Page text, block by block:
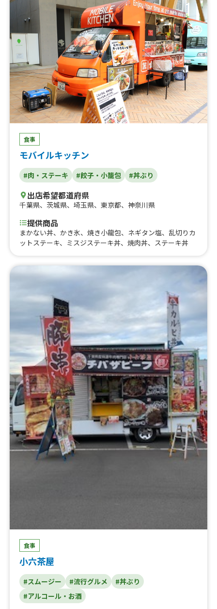
食事
モバイルキッチン
#肉・ステーキ #餃子・小籠包 #丼ぶり
出店希望都道府県
千葉県、 茨城県、 埼玉県、 東京都、 神奈川県
提供商品
まかない丼、かき氷、焼き小龍包、ネギタン塩、乱切りカ
ットステーキ、ミスジステーキ丼、焼肉丼、ステーキ丼
食事
小六茶屋
#スムージー #流行グルメ
#丼ぶり
#アルコール・お酒